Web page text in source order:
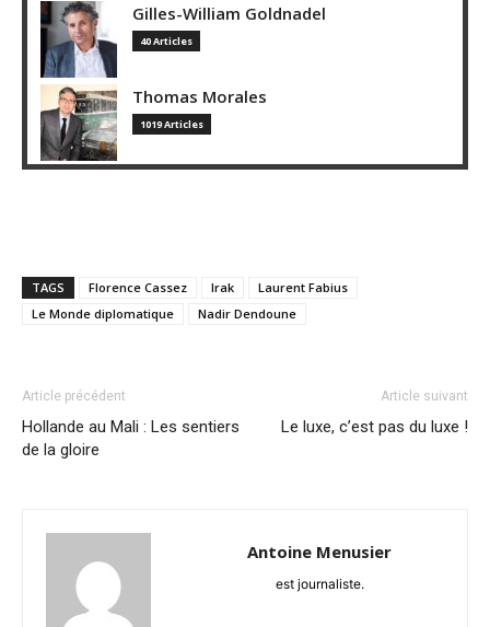
Gilles-William Goldnadel
40 Articles
Thomas Morales
1019 Articles
TAGS Florence Cassez Irak
Laurent Fabius
Le Monde diplomatique
Nadir Dendoune
Article précédent
Hollande au Mali : Les sentiers
de la gloire
Article suivant
Le luxe, c’est pas du luxe !
Antoine Menusier
est journaliste.